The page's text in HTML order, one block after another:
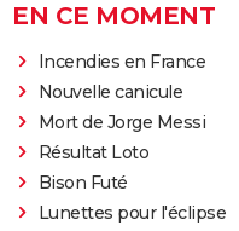
EN CE MOMENT
Incendies en France
Nouvelle canicule
Mort de Jorge Messi
Résultat Loto
Bison Futé
Lunettes pour l'éclipse